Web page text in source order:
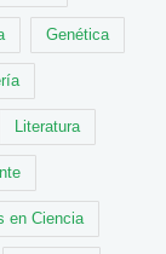
Genética
Literatura
en Ciencia